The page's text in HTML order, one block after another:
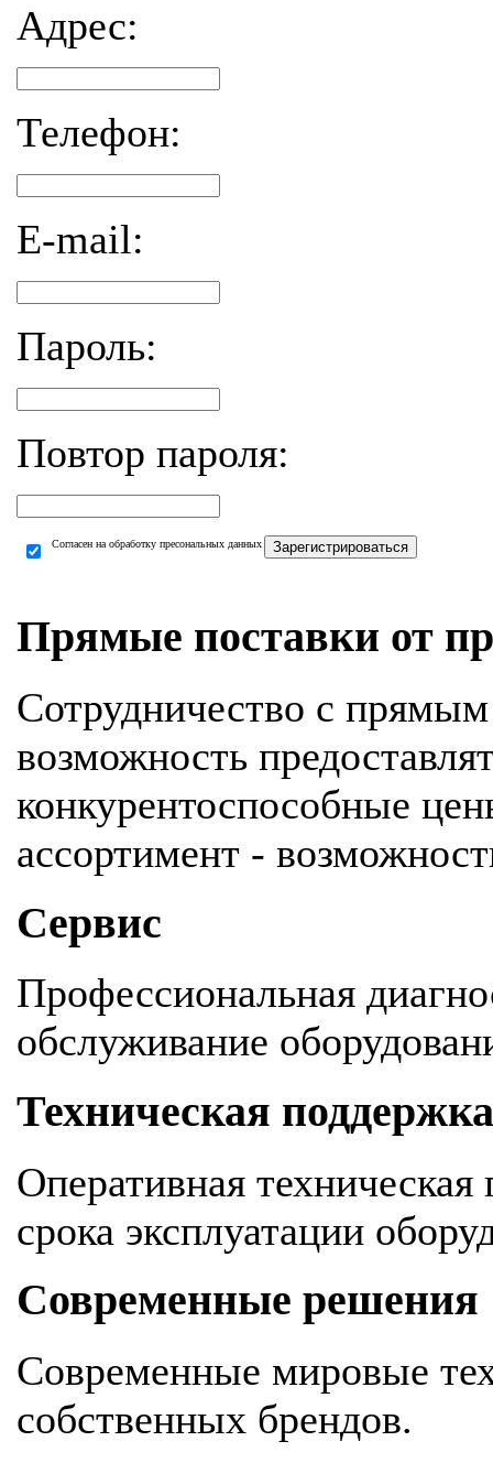
Адрес:
Телефон:
E-mail:
Пароль:
Повтор пароля:
Согласен на обработку пресональных данных Зарегистрироваться
Прямые поставки от
Сотрудничество с
возможность
конкурентоспособные
ассортимент -
Сервис
Профессиональная
обслуживание
Техническая поддержка
Оперативная техническая
срока эксплуатации
Современные решения
Современные мировые
собственных брендов.